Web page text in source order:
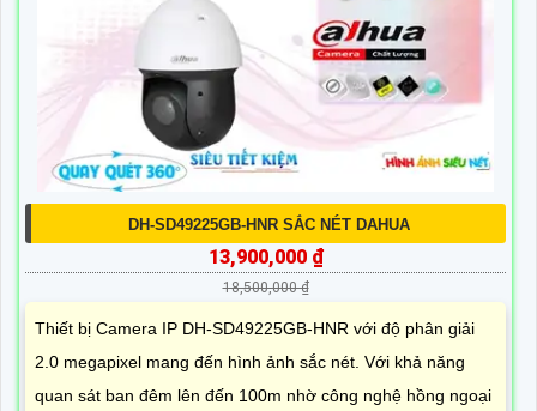
DH-SD49225GB-HNR SẮC NÉT DAHUA
13,900,000 ₫
18,500,000 ₫
Thiết bị Camera IP DH-SD49225GB-HNR với độ phân giải
2.0 megapixel mang đến hình ảnh sắc nét. Với khả năng
quan sát ban đêm lên đến 100m nhờ công nghệ hồng ngoại